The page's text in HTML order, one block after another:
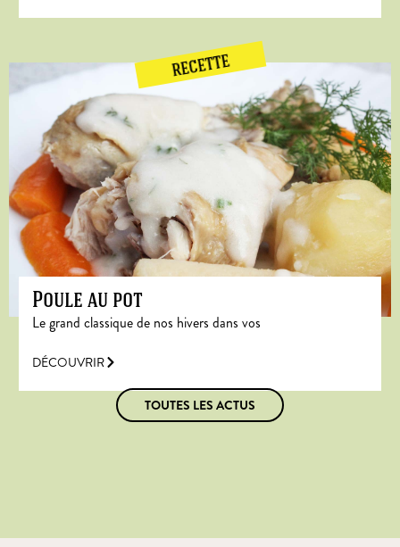
RECETTE
Poule au pot
Le grand classique de nos hivers dans vos
DÉCOUVRIR
TOUTES LES ACTUS